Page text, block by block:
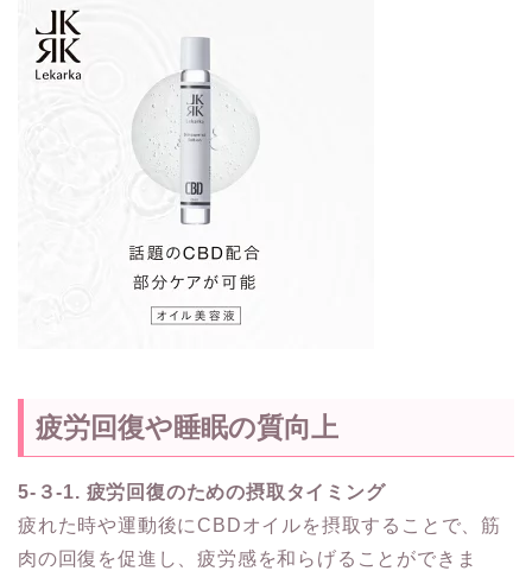
疲労回復や睡眠の質向上
5-３-1. 疲労回復のための摂取タイミング
疲れた時や運動後にCBDオイルを摂取することで、筋
肉の回復を促進し、疲労感を和らげることができま